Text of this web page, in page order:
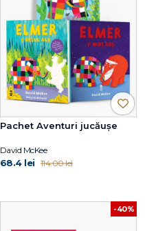
Pachet Aventuri jucăușe
David McKee
68.4 lei 114.00 lei
-40%